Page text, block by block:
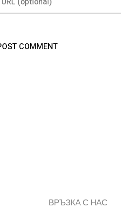
ВРЪЗКА С НАС